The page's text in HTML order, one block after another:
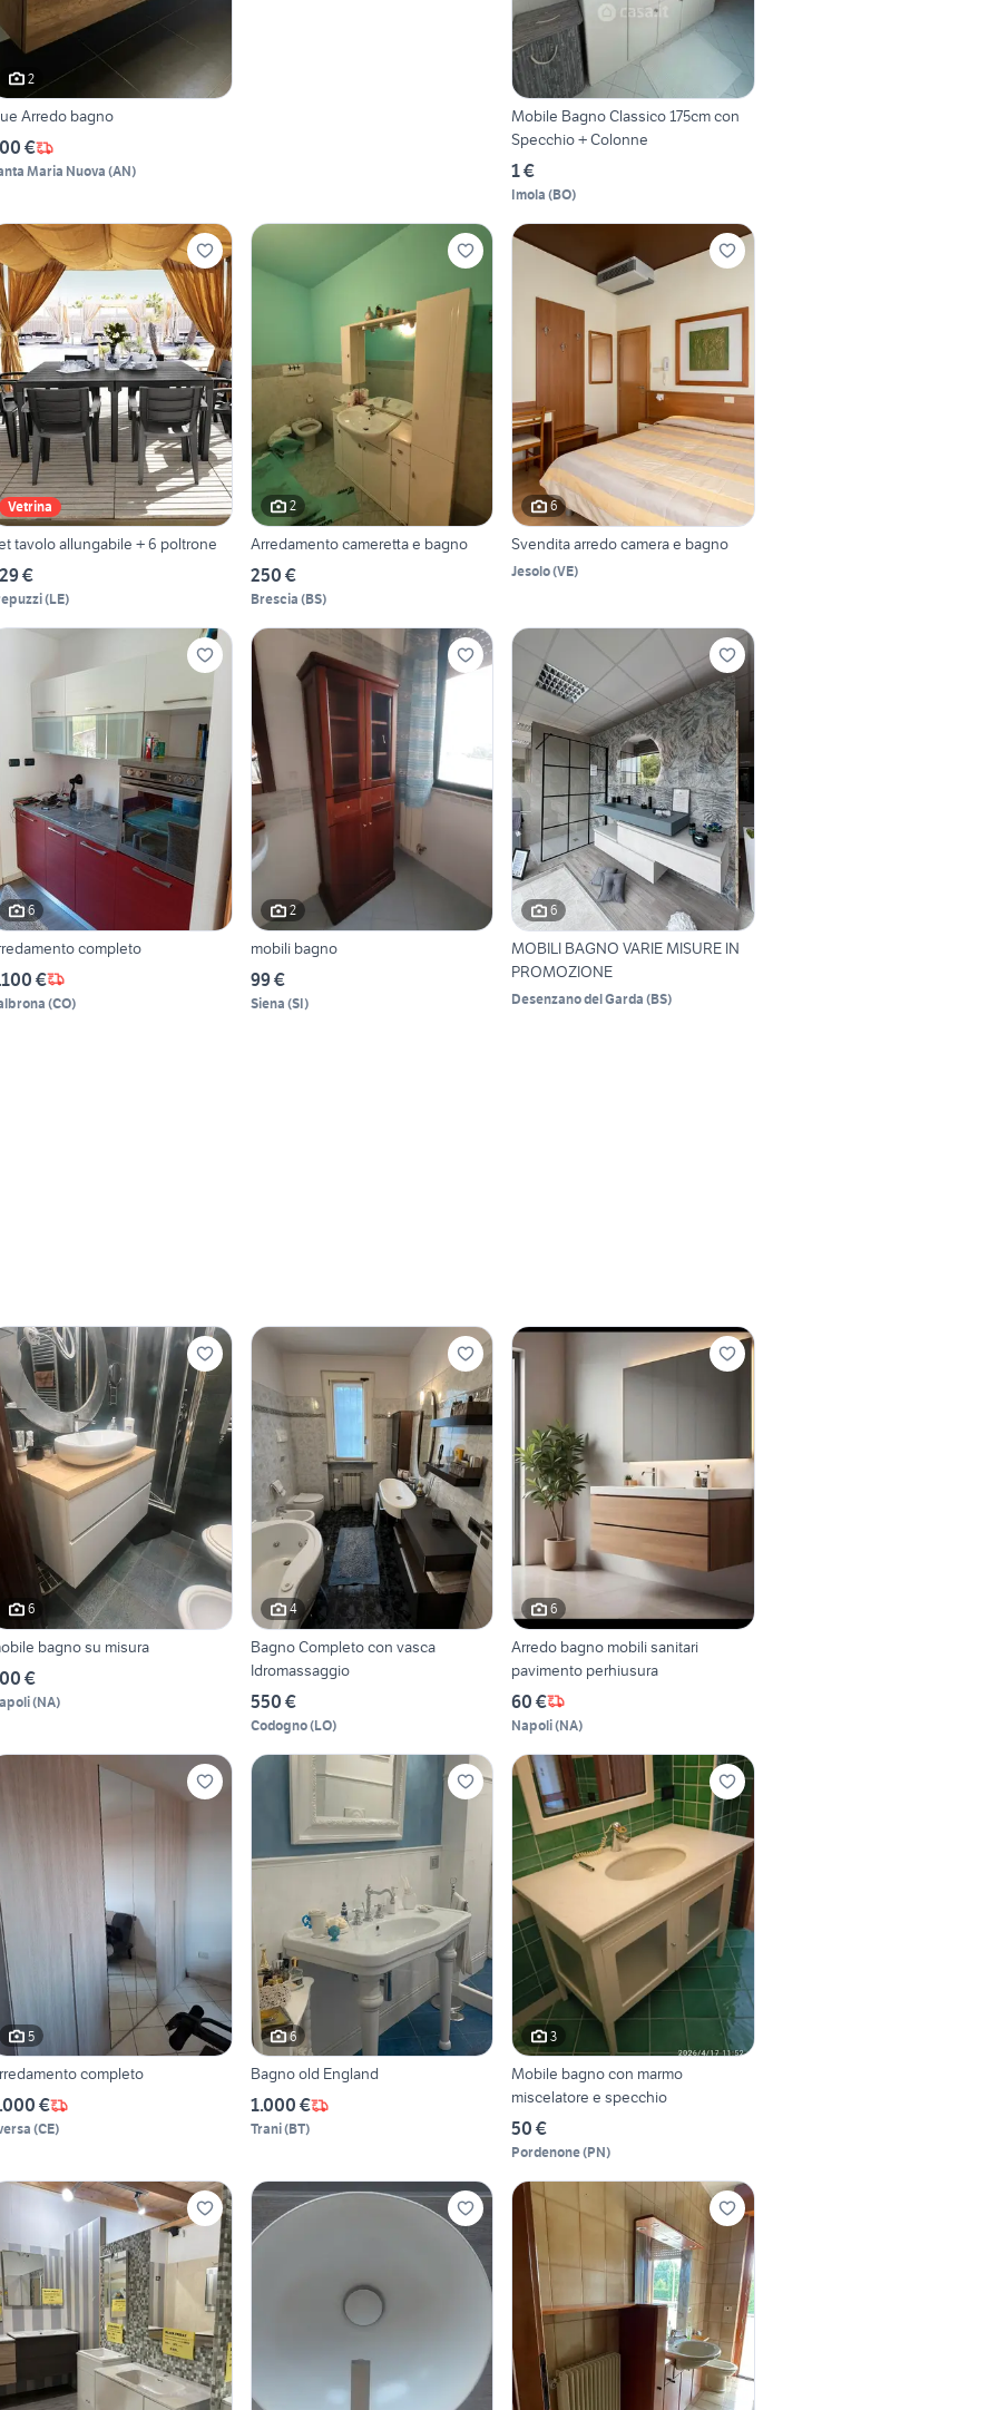
2
Arredo bagno
€
Maria Nuova (AN)
Mobile Bagno Classico 175cm con
Specchio + Colonne
1 €
Imola (BO)
Vetrina
tavolo allungabile + 6 poltrone
€
(LE)
2
Arredamento cameretta e bagno
250 €
Brescia (BS)
6
Svendita arredo camera e bagno
Jesolo(VE)
6
completo
€
(CO)
2
mobili bagno
99 €
Siena (SI)
6
MOBILI BAGNO VARIE MISURE IN
PROMOZIONE
Desenzano del Garda (BS)
6
bagno su misura
€
(NA)
4
Bagno Completo con vasca
Idromassaggio
550 €
Codogno(LO)
6
Arredo bagno mobili sanitari
pavimento perhiusura
60 €
Napoli(NA)
5
completo
€
(CE)
6
Bagno old England
1.000 €
Trani(BT)
3
Mobile bagno con marmo
miscelatore e specchio
50 €
Pordenone(PN)